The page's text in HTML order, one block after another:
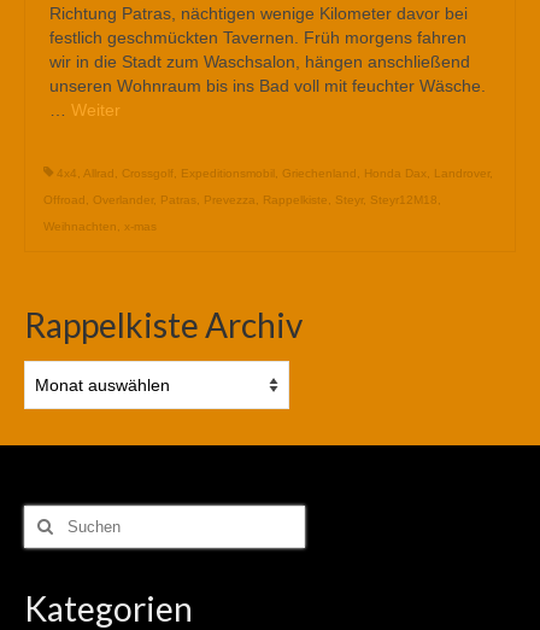
Richtung Patras, nächtigen wenige Kilometer davor bei
festlich geschmückten Tavernen. Früh morgens fahren
wir in die Stadt zum Waschsalon, hängen anschließend
unseren Wohnraum bis ins Bad voll mit feuchter Wäsche.
Weiter
4x4 Allrad Crossgolf Expeditionsmobil Griechenland Honda Dax Landrover,
Offroad
Overlander, Patras Prevezza Rappelkiste Steyr, Steyr12M18
Weihnachten
x-mas
Rappelkiste Archiv
Archiv
Suchen
nach:
Kategorien